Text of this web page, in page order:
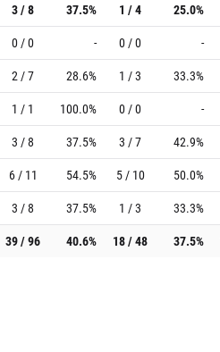
3 / 8 37.5% 1 / 4 25.0%
0 / 0 - 0 / 0 -
2 / 7 28.6% 1 / 3 33.3%
1 / 1 100.0% 0 / 0 -
3 / 8 37.5% 3 / 7 42.9%
6 / 11 54.5% 5 / 10 50.0%
3 / 8 37.5% 1 / 3 33.3%
39 / 96 40.6% 18 / 48 37.5%